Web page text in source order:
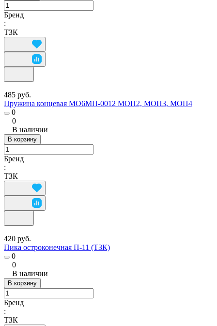
Бренд
:
ТЗК
485 руб.
Пружина концевая МО6МП-0012 МОП2, МОП3, МОП4
0
0
В наличии
В корзину
Бренд
:
ТЗК
420 руб.
Пика остроконечная П-11 (ТЗК)
0
0
В наличии
В корзину
Бренд
:
ТЗК